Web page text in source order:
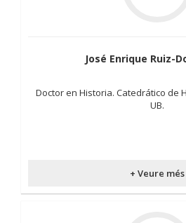
José Enrique Ruiz-
Doctor en Historia. Catedrático de
UB.
+ Veure més